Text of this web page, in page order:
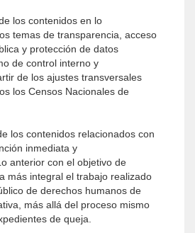
los contenidos en lo
temas de transparencia, acceso
y protección de datos
de control interno y
de los ajustes transversales
los Censos Nacionales de
los contenidos relacionados con
inmediata y
anterior con el objetivo de
más integral el trabajo realizado
de derechos humanos de
más allá del proceso mismo
de queja.